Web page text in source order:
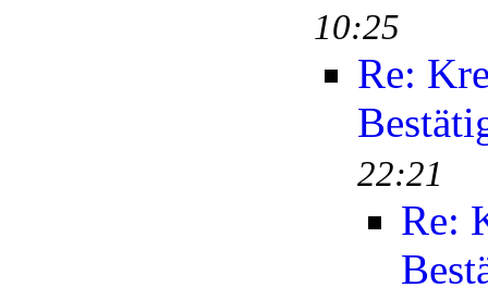
10:25
Re:
22:21
Re: